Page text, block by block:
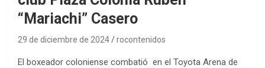
“Mariachi” Casero
29 de diciembre de 2024 rocontenidos
El boxeador coloniense combatió en el Toyota Arena de